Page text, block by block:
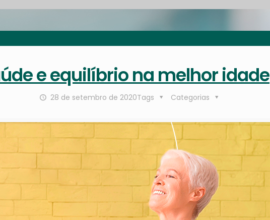
e equilíbrio na melhor idade
28 de setembro de 2020 Categorias
Tags